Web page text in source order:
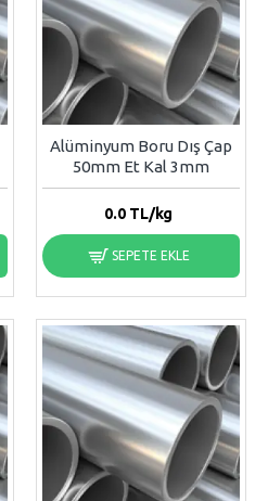
Alüminyum Boru Dış Çap
50mm Et Kal 3mm
0.0TL/kg
SEPETE EKLE